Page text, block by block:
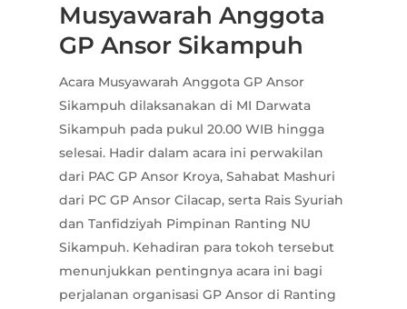
Musyawarah Anggota
GP Ansor Sikampuh
Acara Musyawarah Anggota GP Ansor
Sikampuh dilaksanakan di MI Darwata
Sikampuh pada pukul 20.00 WIB hingga
selesai. Hadir dalam acara ini perwakilan
dari PAC GP Ansor Kroya, Sahabat Mashuri
dari PC GP Ansor Cilacap, serta Rais Syuriah
dan Tanfidziyah Pimpinan Ranting NU
Sikampuh. Kehadiran para tokoh tersebut
menunjukkan pentingnya acara ini bagi
perjalanan organisasi GP Ansor di Ranting